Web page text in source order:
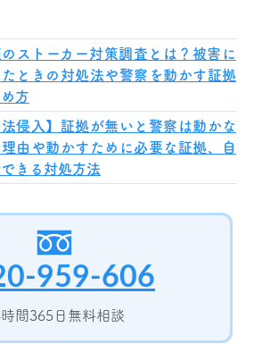
ストーカー対策調査とは？被害に
ときの対処法や警察を動かす証拠
方
法侵入】証拠が無いと警察は動かな
理由や動かすために必要な証拠、自
きる対処方法
959-606
間365日無料相談